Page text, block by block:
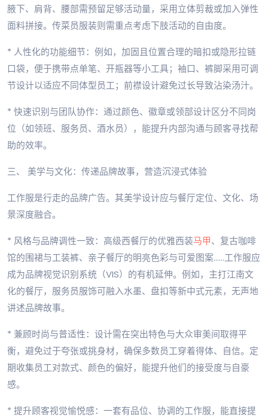
腋下、肩背、腰部需预留足够活动量，采用立体剪裁或加入弹性
面料拼接。传菜员服装则需重点考虑下肢活动的自由度。
* 人性化的功能细节：例如，加固且位置合理的暗扣或隐形拉链
口袋，便于携带点单笔、开瓶器等小工具；袖口、裤脚采用可调
节设计以适应不同体型员工；前襟设计避免过长导致沾染汤汁。
* 快速识别与团队协作：通过颜色、徽章或领部设计区分不同岗
位（如领班、服务员、酒水员），能提升内部沟通与顾客寻找帮
助的效率。
三、 美学与文化：传递品牌故事，营造沉浸式体验
工作服是行走的品牌广告。其美学设计应与餐厅定位、文化、场
景深度融合。
* 风格与品牌调性一致：高级西餐厅的优雅西装马甲、复古咖啡
馆的围裙与工装裤、亲子餐厅的明亮色彩与可爱图案……工作服应
成为品牌视觉识别系统（VIS）的有机延伸。例如，主打江南文
化的餐厅，服务员服饰可融入水墨、盘扣等新中式元素，无声地
讲述品牌故事。
* 兼顾时尚与普适性：设计需在突出特色与大众审美间取得平
衡，避免过于夸张或挑身材，确保多数员工穿着得体、自信。定
期收集员工对款式、颜色的偏好，能提升他们的接受度与自豪
感。
* 提升顾客视觉愉悦感：一套有品位、协调的工作服，能直接提